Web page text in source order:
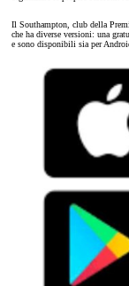
Il Southampton, club della
che ha diverse versioni: una
e sono disponibili sia per